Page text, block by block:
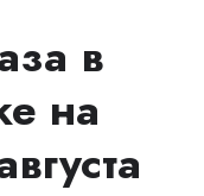
в
на